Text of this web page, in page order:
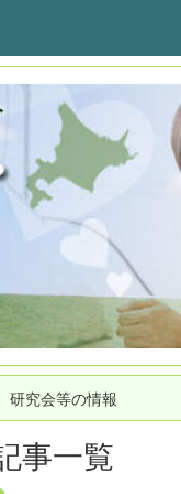
研究会等の情報
事一覧